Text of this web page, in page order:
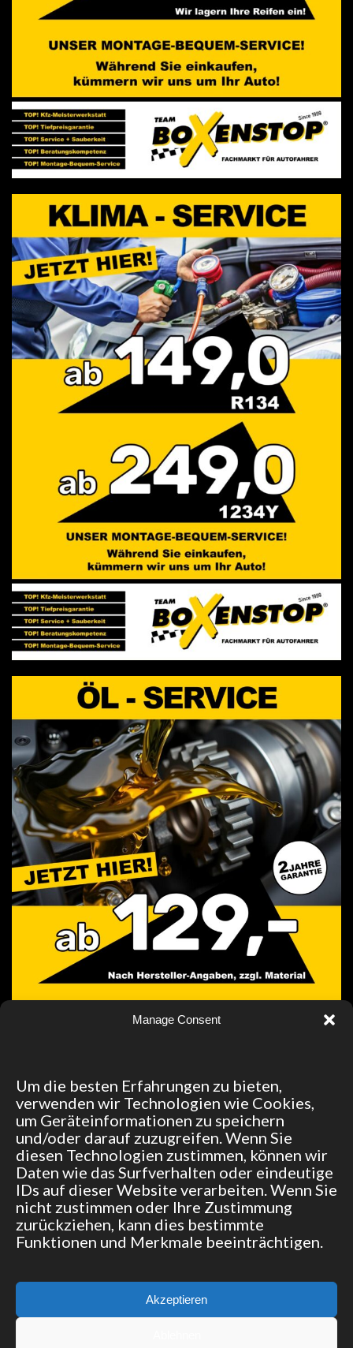
Manage Consent
Um die besten Erfahrungen zu bieten,
verwenden wir Technologien wie Cookies,
um Geräteinformationen zu speichern
und/oder darauf zuzugreifen. Wenn Sie
diesen Technologien zustimmen, können wir
Daten wie das Surfverhalten oder eindeutige
IDs auf dieser Website verarbeiten. Wenn Sie
nicht zustimmen oder Ihre Zustimmung
zurückziehen, kann dies bestimmte
Funktionen und Merkmale beeinträchtigen.
Akzeptieren
Zu den Angeboten→
© 2015 Team Boxenstop | Made with ♥ by